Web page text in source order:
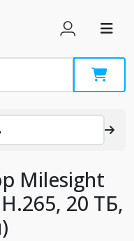
Milesight
20 ТБ,